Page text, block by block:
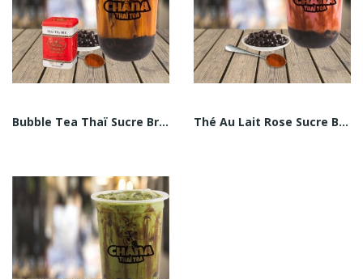
Bubble Tea Thaï Sucre Brun Thé Au Lait Rose Sucre Brun